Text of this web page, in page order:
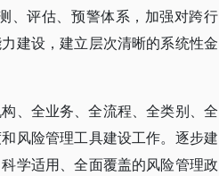
、评估、预警体系，加强对跨行
建设，建立层次清晰的系统性金
、全业务、全流程、全类别、全
风险管理工具建设工作。逐步建
学适用、全面覆盖的风险管理政